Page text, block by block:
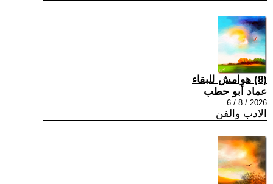
(8) هوامش للبقاء
عماد أبو حطب
2026 / 8 / 6
الادب والفن